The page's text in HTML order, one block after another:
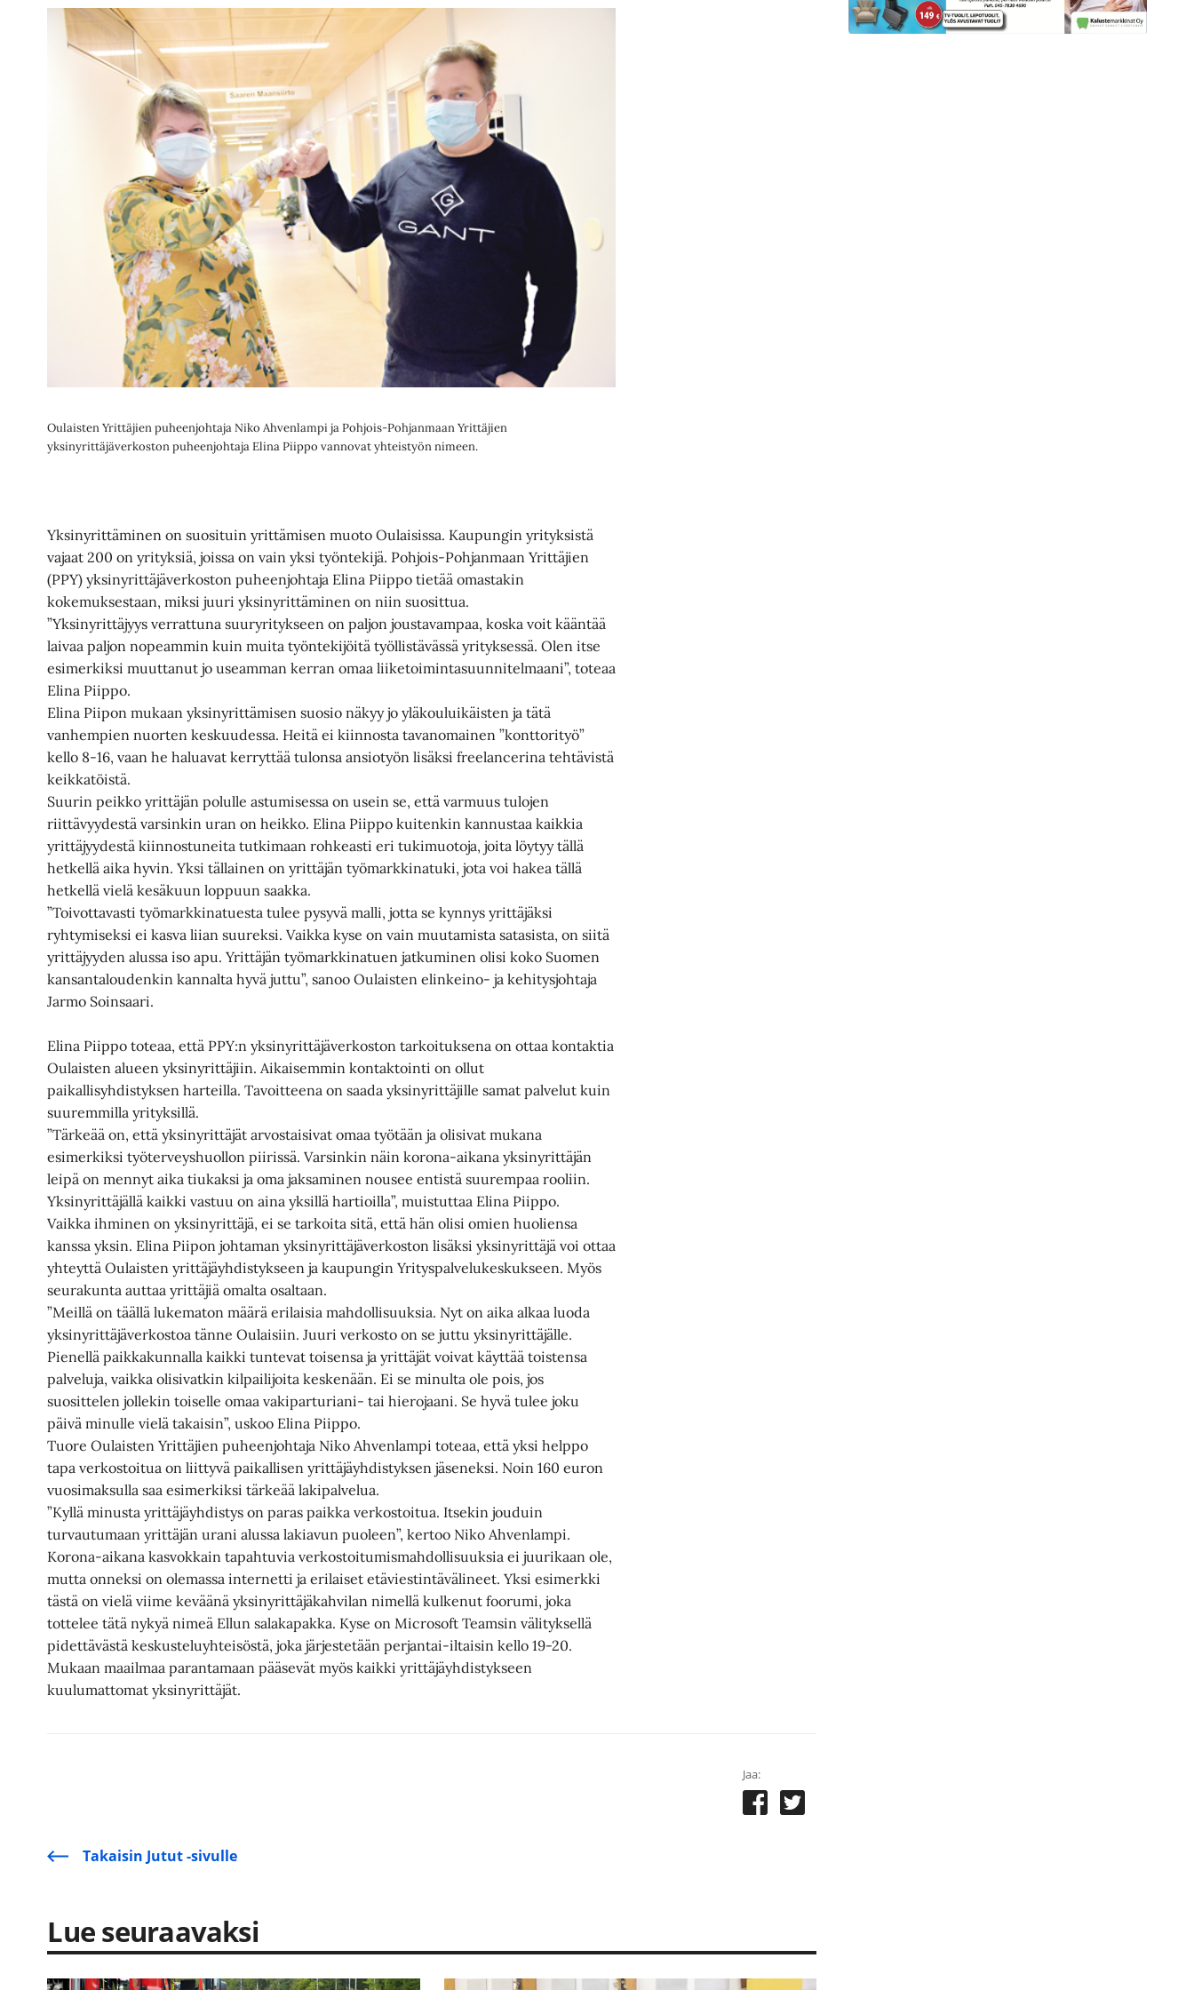
Oulaisten Yrittäjien puheenjohtaja Niko Ahvenlampi ja Pohjois-Pohjanmaan Yrittäjien
yksinyrittäjäverkoston puheenjohtaja Elina Piippo vannovat yhteistyön nimeen.
Yksinyrittäminen on suosituin yrittämisen muoto Oulaisissa. Kaupungin yrityksistä
vajaat 200 on yrityksiä, joissa on vain yksi työntekijä. Pohjois-Pohjanmaan Yrittäjien
(PPY) yksinyrittäjäverkoston puheenjohtaja Elina Piippo tietää omastakin
kokemuksestaan, miksi juuri yksinyrittäminen on niin suosittua.
”Yksinyrittäjyys verrattuna suuryritykseen on paljon joustavampaa, koska voit kääntää
laivaa paljon nopeammin kuin muita työntekijöitä työllistävässä yrityksessä. Olen itse
esimerkiksi muuttanut jo useamman kerran omaa liiketoimintasuunnitelmaani”, toteaa
Elina Piippo.
Elina Piipon mukaan yksinyrittämisen suosio näkyy jo yläkouluikäisten ja tätä
vanhempien nuorten keskuudessa. Heitä ei kiinnosta tavanomainen ”konttorityö”
kello 8-16, vaan he haluavat kerryttää tulonsa ansiotyön lisäksi freelancerina tehtävistä
keikkatöistä.
Suurin peikko yrittäjän polulle astumisessa on usein se, että varmuus tulojen
riittävyydestä varsinkin uran on heikko. Elina Piippo kuitenkin kannustaa kaikkia
yrittäjyydestä kiinnostuneita tutkimaan rohkeasti eri tukimuotoja, joita löytyy tällä
hetkellä aika hyvin. Yksi tällainen on yrittäjän työmarkkinatuki, jota voi hakea tällä
hetkellä vielä kesäkuun loppuun saakka.
”Toivottavasti työmarkkinatuesta tulee pysyvä malli, jotta se kynnys yrittäjäksi
ryhtymiseksi ei kasva liian suureksi. Vaikka kyse on vain muutamista satasista, on siitä
yrittäjyyden alussa iso apu. Yrittäjän työmarkkinatuen jatkuminen olisi koko Suomen
kansantaloudenkin kannalta hyvä juttu”, sanoo Oulaisten elinkeino- ja kehitysjohtaja
Jarmo Soinsaari.
Elina Piippo toteaa, että PPY:n yksinyrittäjäverkoston tarkoituksena on ottaa kontaktia
Oulaisten alueen yksinyrittäjiin. Aikaisemmin kontaktointi on ollut
paikallisyhdistyksen harteilla. Tavoitteena on saada yksinyrittäjille samat palvelut kuin
suuremmilla yrityksillä.
”Tärkeää on, että yksinyrittäjät arvostaisivat omaa työtään ja olisivat mukana
esimerkiksi työterveyshuollon piirissä. Varsinkin näin korona-aikana yksinyrittäjän
leipä on mennyt aika tiukaksi ja oma jaksaminen nousee entistä suurempaa rooliin.
Yksinyrittäjällä kaikki vastuu on aina yksillä hartioilla”, muistuttaa Elina Piippo.
Vaikka ihminen on yksinyrittäjä, ei se tarkoita sitä, että hän olisi omien huoliensa
kanssa yksin. Elina Piipon johtaman yksinyrittäjäverkoston lisäksi yksinyrittäjä voi ottaa
yhteyttä Oulaisten yrittäjäyhdistykseen ja kaupungin Yrityspalvelukeskukseen. Myös
seurakunta auttaa yrittäjiä omalta osaltaan.
”Meillä on täällä lukematon määrä erilaisia mahdollisuuksia. Nyt on aika alkaa luoda
yksinyrittäjäverkostoa tänne Oulaisiin. Juuri verkosto on se juttu yksinyrittäjälle.
Pienellä paikkakunnalla kaikki tuntevat toisensa ja yrittäjät voivat käyttää toistensa
palveluja, vaikka olisivatkin kilpailijoita keskenään. Ei se minulta ole pois, jos
suosittelen jollekin toiselle omaa vakiparturiani- tai hierojaani. Se hyvä tulee joku
päivä minulle vielä takaisin”, uskoo Elina Piippo.
Tuore Oulaisten Yrittäjien puheenjohtaja Niko Ahvenlampi toteaa, että yksi helppo
tapa verkostoitua on liittyvä paikallisen yrittäjäyhdistyksen jäseneksi. Noin 160 euron
vuosimaksulla saa esimerkiksi tärkeää lakipalvelua.
”Kyllä minusta yrittäjäyhdistys on paras paikka verkostoitua. Itsekin jouduin
turvautumaan yrittäjän urani alussa lakiavun puoleen”, kertoo Niko Ahvenlampi.
Korona-aikana kasvokkain tapahtuvia verkostoitumismahdollisuuksia ei juurikaan ole,
mutta onneksi on olemassa internetti ja erilaiset etäviestintävälineet. Yksi esimerkki
tästä on vielä viime keväänä yksinyrittäjäkahvilan nimellä kulkenut foorumi, joka
tottelee tätä nykyä nimeä Ellun salakapakka. Kyse on Microsoft Teamsin välityksellä
pidettävästä keskusteluyhteisöstä, joka järjestetään perjantai-iltaisin kello 19-20.
Mukaan maailmaa parantamaan pääsevät myös kaikki yrittäjäyhdistykseen
kuulumattomat yksinyrittäjät.
Jaa:
Takaisin Jutut -sivulle
Lue seuraavaksi